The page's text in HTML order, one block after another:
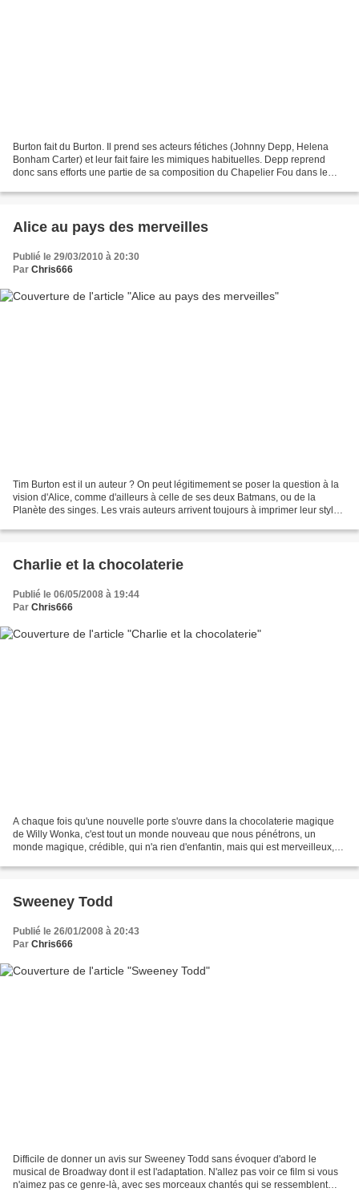
Burton fait du Burton. Il prend ses acteurs fétiches (Johnny Depp, Helena
Bonham Carter) et leur fait faire les mimiques habituelles. Depp reprend
donc sans efforts une partie de sa composition du Chapelier Fou dans le
Alice au pays des merveilles
Publié le 29/03/2010 à 20:30
Par Chris666
Tim Burton est il un auteur ? On peut légitimement se poser la question à la
vision d'Alice, comme d'ailleurs à celle de ses deux Batmans, ou de la
Planète des singes. Les vrais auteurs arrivent toujours à imprimer leur style
Charlie et la chocolaterie
Publié le 06/05/2008 à 19:44
Par Chris666
A chaque fois qu'une nouvelle porte s'ouvre dans la chocolaterie magique
de Willy Wonka, c'est tout un monde nouveau que nous pénétrons, un
monde magique, crédible, qui n'a rien d'enfantin, mais qui est merveilleux,
Sweeney Todd
Publié le 26/01/2008 à 20:43
Par Chris666
Difficile de donner un avis sur Sweeney Todd sans évoquer d'abord le
musical de Broadway dont il est l'adaptation. N'allez pas voir ce film si vous
n'aimez pas ce genre-là, avec ses morceaux chantés qui se ressemblent